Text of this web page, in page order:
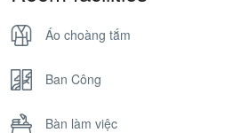
Áo choàng tắm
Ban Công
Bàn làm việc